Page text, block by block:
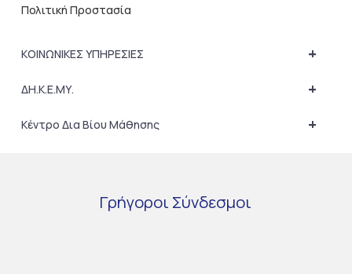
Πολιτική Προστασία
+
ΚΟΙΝΩΝΙΚΕΣ ΥΠΗΡΕΣΙΕΣ
+
ΔΗ.Κ.Ε.ΜΥ.
+
Κέντρο Δια Βίου Μάθησης
Γρήγοροι Σύνδεσμοι